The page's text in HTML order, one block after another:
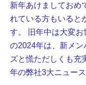
新年あけましておめ
れている方もいると
す。 旧年中は大変
の2024年は、新メン
ズと慌ただしくも充
年の弊社3大ニュー